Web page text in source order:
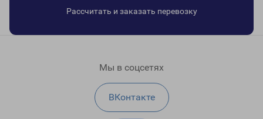
Рассчитать и заказать перевозку
Мы в соцсетях
ВКонтакте